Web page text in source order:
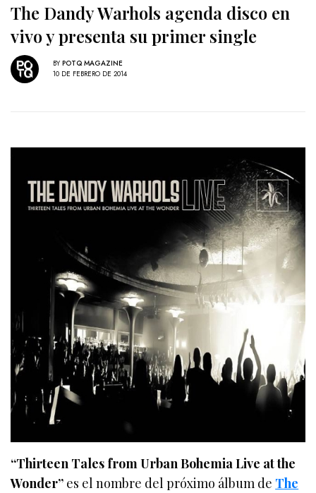
The Dandy Warhols agenda disco en
vivo y presenta su primer single
BY POTQ MAGAZINE
10 DE FEBRERO DE 2014
“Thirteen Tales from Urban Bohemia Live at the
Wonder” es el nombre del próximo álbum de The